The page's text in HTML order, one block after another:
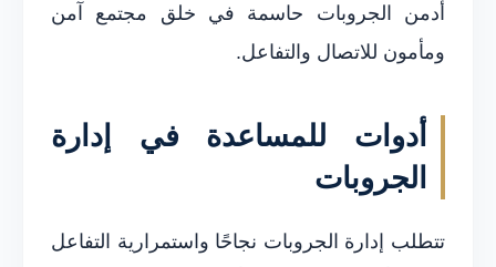
أدمن الجروبات حاسمة في خلق مجتمع آمن
ومأمون للاتصال والتفاعل.
أدوات للمساعدة في إدارة
الجروبات
تتطلب إدارة الجروبات نجاحًا واستمرارية التفاعل